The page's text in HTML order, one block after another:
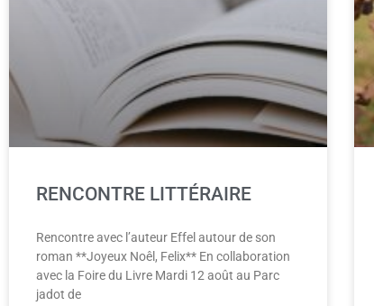
RENCONTRE LITTÉRAIRE
Rencontre avec l’auteur Effel autour de son
roman **Joyeux Noêl, Felix** En collaboration
avec la Foire du Livre Mardi 12 août au Parc
jadot de